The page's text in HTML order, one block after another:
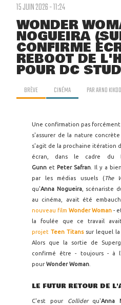
15 JUIN 2026 - 11:24
WONDER
NOGUEIRA
CONFIRME
REBOOT DE
POUR DC
BRÈVE CINÉMA PARARNO KIKOO
Une confirmation pas
s'assurer de la nature
s'agit de la prochaine itération
écran, dans le cadre du
Gunn et Peter Safran. Il y a
par les médias usuels (The
qu'Anna Nogueira, scénariste
au cinéma, avait été
nouveau film Wonder Woman -
la foulée que ce travail
projet Teen Titans sur lequel
Alors que la sortie de
confirmé être - toujours - à
pourWonder Woman
LE FUTUR RETOUR DE
C'est pour Collider qu'Anna